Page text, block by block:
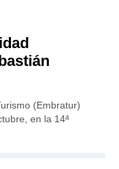
(Embratur)
en la 14ª